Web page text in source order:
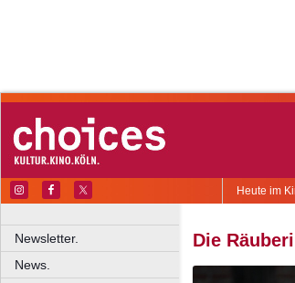
Heute im
Newsletter.
News.
Die